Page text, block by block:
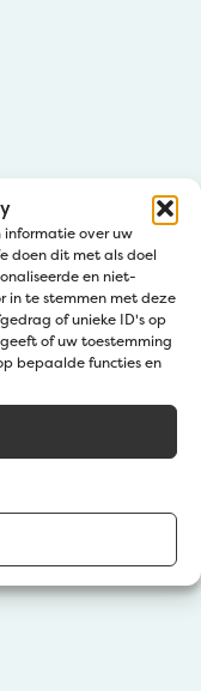
informatie over uw
doen dit met als doel
en niet-
in te stemmen met deze
of unieke ID's op
of uw toestemming
bepaalde functies en